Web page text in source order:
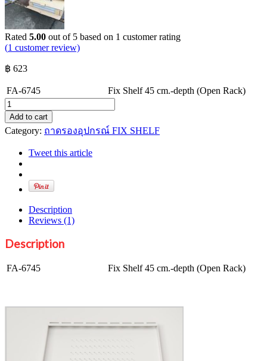
Rated 5.00 out of 5 based on 1 customer rating
(1 customer review)
฿ 623
FA-6745
Fix Shelf 45 cm.-depth (Open Rack)
FA-
6745
Fix
Shelf
cm.-
depth
(Open
Rack)
Add to cart
Category: ถาดรองอุปกรณ์ FIX SHELF
Tweet this article
Description
Reviews (1)
Description
FA-6745 Fix Shelf 45 cm.-depth (Open Rack)